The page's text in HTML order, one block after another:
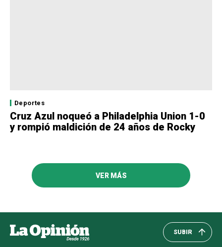
Deportes
Cruz Azul noqueó a Philadelphia Union 1-0
y rompió maldición de 24 años de Rocky
VER MÁS
SUBIR